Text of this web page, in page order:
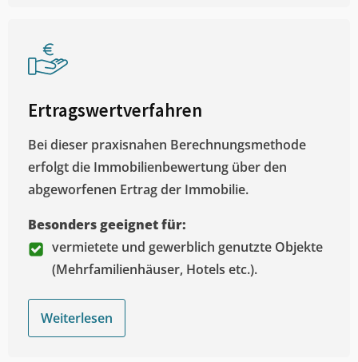
Ertragswertverfahren
Bei dieser praxisnahen Berechnungsmethode
erfolgt die Immobilienbewertung über den
abgeworfenen Ertrag der Immobilie.
Besonders geeignet für:
vermietete und gewerblich genutzte Objekte
(Mehrfamilienhäuser, Hotels etc.).
Weiterlesen